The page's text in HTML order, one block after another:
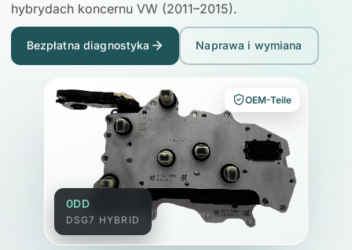
hybrydach koncernu VW (2011–2015).
Bezpłatna diagnostyka Naprawa i wymiana
OEM-Teile
0DD
DSG7 HYBRID